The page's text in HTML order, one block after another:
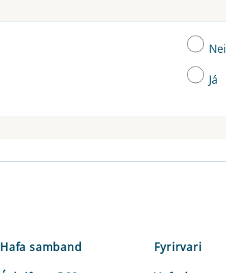
Nei
Já
Hafa samband
Fyrirvari